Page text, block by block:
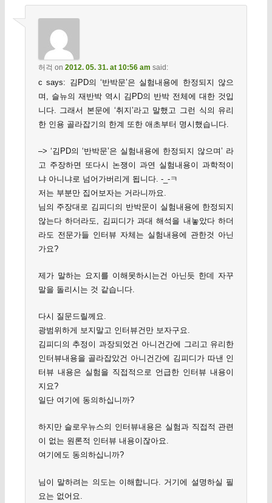
허걱 on 2012. 05. 31. at 10:56 am said:
c says: 김PD의 ‘반박문’은 실험내용에 한정되지 않으
며, 슬뉴의 재반박 역시 김PD의 반박 전체에 대한 것입
니다. 그래서 본문에 ‘취지’라고 말했고 그런 식의 유리
한 인용 골라잡기의 한계 또한 애초부터 명시했습니다.
–> ‘김PD의 ‘반박문’은 실험내용에 한정되지 않으며’ 라
고 주장하면 또다시 논쟁이 과연 실험내용이 과학적이
냐 아니냐로 넘어가버리게 됩니다. -_-ㅋ
저는 부분만 집어보자는 거라니까요.
님의 주장대로 김피디의 반박문이 실험내용에 한정되지
않는다 하더라도, 김피디가 과대 해석을 내놓았다 하더
라도 전문가들 인터뷰 자체는 실험내용에 관한것 아닌
가요?
제가 말하는 요지를 이해못하시는건 아닌듯 한데 자꾸
말을 돌리시는 것 같습니다.
다시 질문드릴께요.
광범위하게 보지말고 인터뷰건만 보자구요.
김피디의 추정이 과장되었건 아니건간에 그리고 유리한
인터뷰내용을 골라잡았건 아니건간에 김피디가 따낸 인
터뷰 내용은 실험을 직접적으로 언급한 인터뷰 내용이
지요?
일단 여기에 동의하십니까?
하지만 슬로우뉴스의 인터뷰내용은 실험과 직접적 관련
이 없는 원론적 인터뷰 내용이잖아요.
여기에도 동의하십니까?
님이 말하려는 의도는 이해합니다. 거기에 설명하실 필
요는 없어요.